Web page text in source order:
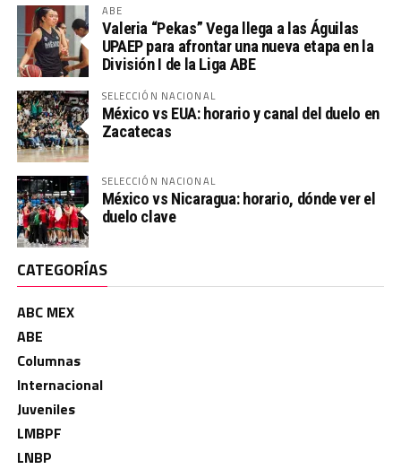
ABE
Valeria “Pekas” Vega llega a las Águilas
UPAEP para afrontar una nueva etapa en la
División I de la Liga ABE
SELECCIÓN NACIONAL
México vs EUA: horario y canal del duelo en
Zacatecas
SELECCIÓN NACIONAL
México vs Nicaragua: horario, dónde ver el
duelo clave
CATEGORÍAS
ABC MEX
ABE
Columnas
Internacional
Juveniles
LMBPF
LNBP